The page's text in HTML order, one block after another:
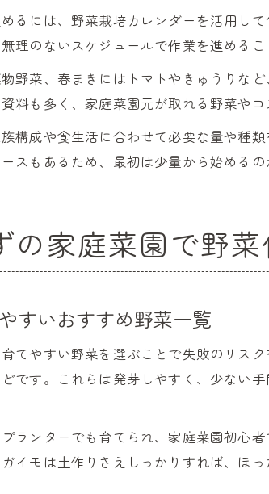
るには、野菜栽培カレンダーを活用し
理のないスケジュールで作業を進めるこ
野菜、春まきにはトマトやきゅうりな
料も多く、家庭菜園元が取れる野菜や
構成や食生活に合わせて必要な量や種
スもあるため、最初は少量から始めるの
の家庭菜園で野
すいおすすめ野菜一覧
てやすい野菜を選ぶことで失敗のリス
です。これらは発芽しやすく、少ない
ランターでも育てられ、家庭菜園初心
イモは土作りさえしっかりすれば、ほ